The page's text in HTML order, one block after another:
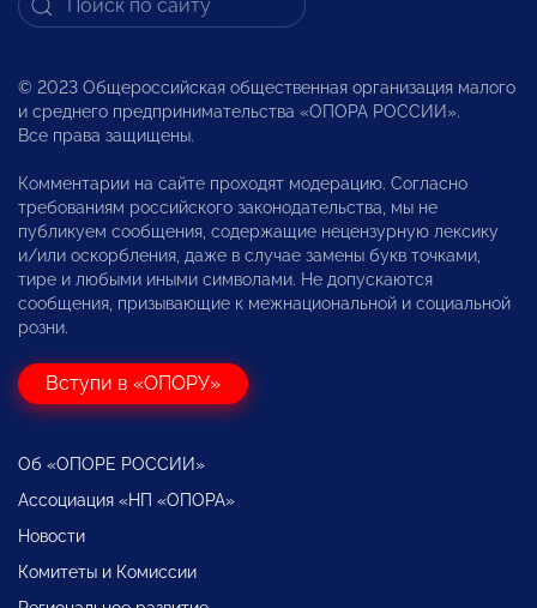
© 2023 Общероссийская общественная организация малого
и среднего предпринимательства «ОПОРА РОССИИ».
Все права защищены.
Комментарии на сайте проходят модерацию. Согласно
требованиям российского законодательства, мы не
публикуем сообщения, содержащие нецензурную лексику
и/или оскорбления, даже в случае замены букв точками,
тире и любыми иными символами. Не допускаются
сообщения, призывающие к межнациональной и социальной
розни.
Вступи в «ОПОРУ»
Об «ОПОРЕ РОССИИ»
Ассоциация «НП «ОПОРА»
Новости
Комитеты и Комиссии